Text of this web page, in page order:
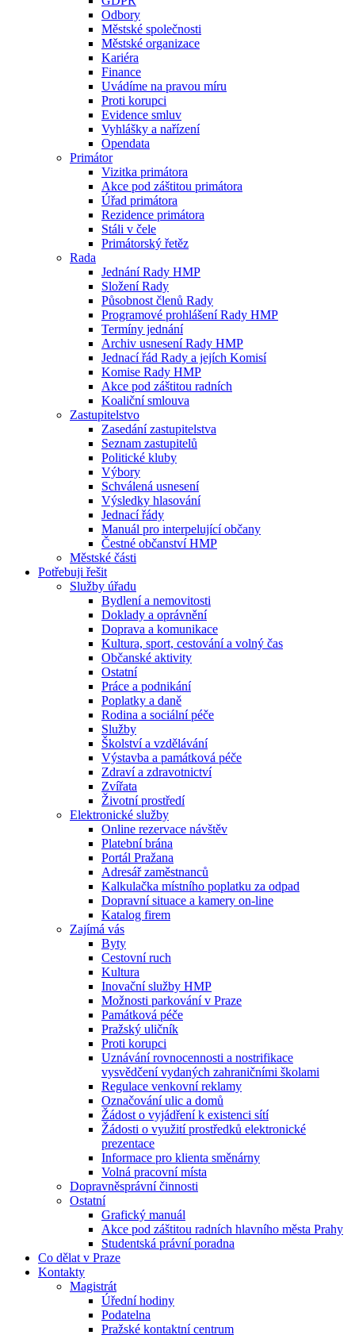
Odbory
Městské společnosti
Městské organizace
Kariéra
Finance
Uvádíme na pravou míru
Proti korupci
Evidence smluv
Vyhlášky a nařízení
Opendata
Primátor
Vizitka primátora
Akce pod záštitou primátora
Úřad primátora
Rezidence primátora
Stáli v čele
Primátorský řetěz
Rada
Jednání Rady HMP
Složení Rady
Působnost členů Rady
Programové prohlášení Rady HMP
Termíny jednání
Archiv usnesení Rady HMP
Jednací řád Rady a jejích Komisí
Komise Rady HMP
Akce pod záštitou radních
Koaliční smlouva
Zastupitelstvo
Zasedání zastupitelstva
Seznam zastupitelů
Politické kluby
Výbory
Schválená usnesení
Výsledky hlasování
Jednací řády
Manuál pro interpelující občany
Čestné občanství HMP
Městské části
Potřebuji řešit
Služby úřadu
Bydlení a nemovitosti
Doklady a oprávnění
Doprava a komunikace
Kultura, sport, cestování a volný čas
Občanské aktivity
Ostatní
Práce a podnikání
Poplatky a daně
Rodina a sociální péče
Služby
Školství a vzdělávání
Výstavba a památková péče
Zdraví a zdravotnictví
Zvířata
Životní prostředí
Elektronické služby
Online rezervace návštěv
Platební brána
Portál Pražana
Adresář zaměstnanců
Kalkulačka místního poplatku za odpad
Dopravní situace a kamery on-line
Katalog firem
Zajímá vás
Byty
Cestovní ruch
Kultura
Inovační služby HMP
Možnosti parkování v Praze
Památková péče
Pražský uličník
Proti korupci
Uznávání rovnocennosti a nostrifikace
vysvědčení vydaných zahraničními školami
Regulace venkovní reklamy
Označování ulic a domů
Žádost o vyjádření k existenci sítí
Žádosti o využití prostředků elektronické
prezentace
Informace pro klienta směnárny
Volná pracovní místa
Dopravněsprávní činnosti
Ostatní
Grafický manuál
Akce pod záštitou radních hlavního města Prahy
Studentská právní poradna
Co dělat v Praze
Kontakty
Magistrát
Úřední hodiny
Podatelna
Pražské kontaktní centrum